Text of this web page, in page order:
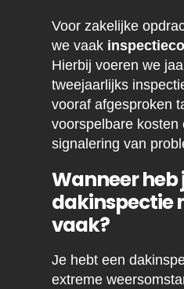
Voor zakelijke
we vaak
Hierbij voeren we
tweejaarlijks
vooraf afgesproken
voorspelbare kosten
signalering van
Wanneer heb
dakinspectie
vaak?
Je hebt een
extreme